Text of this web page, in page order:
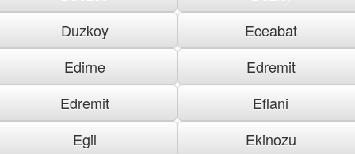
Duzkoy
Eceabat
Edirne
Edremit
Edremit
Eflani
Egil
Ekinozu